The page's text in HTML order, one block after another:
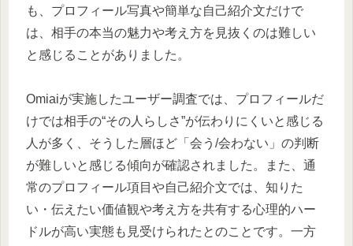
も、プロフィール写真や簡単な自己紹介文だけで
は、相手の本当の魅力や考え方を見抜くのは難しい
と感じることがありました。
Omiaiが実施したユーザー調査では、プロフィールだ
けでは相手の“その人らしさ”が伝わりにくいと感じる
人が多く、そうした層ほど「会う/会わない」の判断
が難しいと感じる傾向が確認されました。また、通
常のプロフィール項目や自己紹介文では、知りた
い・伝えたい価値観や考え方を共有する心理的ハー
ドルが高い実態も見受けられたとのことです。一方